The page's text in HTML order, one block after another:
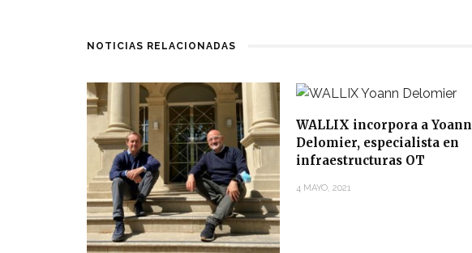
NOTICIAS RELACIONADAS
WALLIX incorpora a Yoann
Delomier, especialista en
infraestructuras OT
4 MAYO, 2021